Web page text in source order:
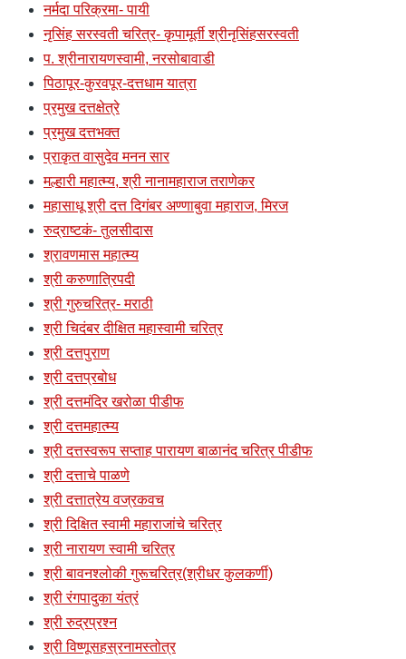
नर्मदा परिक्रमा- पायी
नृसिंह सरस्वती चरित्र- कृपामूर्ती श्रीनृसिंहसरस्वती
प. श्रीनारायणस्वामी, नरसोबावाडी
पिठापूर-कुरवपूर-दत्तधाम यात्रा
प्रमुख दत्तक्षेत्रे
प्रमुख दत्तभक्त
प्राकृत वासुदेव मनन सार
मल्हारी महात्म्य, श्री नानामहाराज तराणेकर
महासाधू श्री दत्त दिगंबर अण्णाबुवा महाराज, मिरज
रुद्राष्टकं- तुलसीदास
श्रावणमास महात्म्य
श्री करुणात्रिपदी
श्री गुरुचरित्र- मराठी
श्री चिदंबर दीक्षित महास्वामी चरित्र
श्री दत्तपुराण
श्री दत्तप्रबोध
श्री दत्तमंदिर खरोळा पीडीफ
श्री दत्तमहात्म्य
श्री दत्तस्वरूप सप्ताह पारायण बाळानंद चरित्र पीडीफ
श्री दत्ताचे पाळणे
श्री दत्तात्रेय वज्रकवच
श्री दिक्षित स्वामी महाराजांचे चरित्र
श्री नारायण स्वामी चरित्र
श्री बावनश्लोकी गुरूचरित्र(श्रीधर कुलकर्णी)
श्री रंगपादुका यंत्रं
श्री रुद्रप्रश्न
श्री विष्णूसहस्रनामस्तोत्र